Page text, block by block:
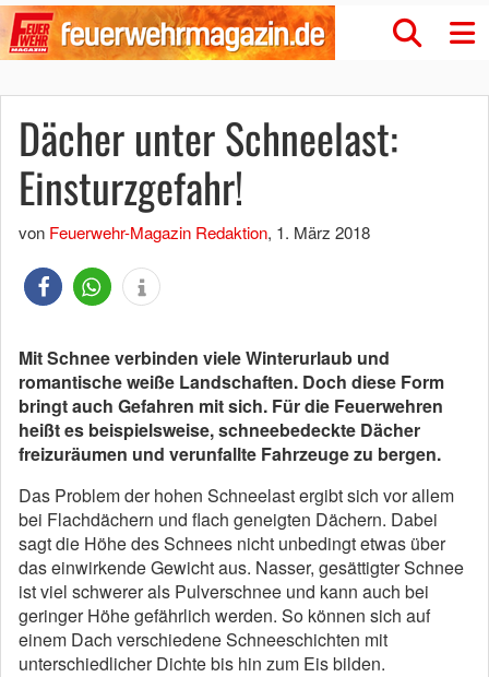
Dächer unter Schneelast:
Einsturzgefahr!
von Feuerwehr-Magazin Redaktion, 1. März 2018
Mit Schnee verbinden viele Winterurlaub und
romantische weiße Landschaften. Doch diese Form
bringt auch Gefahren mit sich. Für die Feuerwehren
heißt es beispielsweise, schneebedeckte Dächer
freizuräumen und verunfallte Fahrzeuge zu bergen.
Das Problem der hohen Schneelast ergibt sich vor allem
bei Flachdächern und flach geneigten Dächern. Dabei
sagt die Höhe des Schnees nicht unbedingt etwas über
das einwirkende Gewicht aus. Nasser, gesättigter Schnee
ist viel schwerer als Pulverschnee und kann auch bei
geringer Höhe gefährlich werden. So können sich auf
einem Dach verschiedene Schneeschichten mit
unterschiedlicher Dichte bis hin zum Eis bilden.